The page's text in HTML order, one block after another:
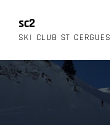
content
sc2
SKI CLUB ST CERGUES